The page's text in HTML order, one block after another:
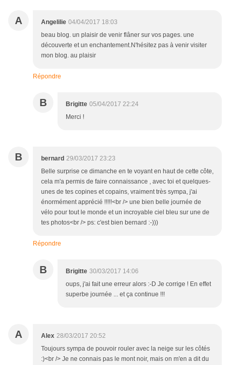
A Angelilie 04/04/2017 18:03
beau blog. un plaisir de venir flâner sur vos pages. une
découverte et un enchantement.N'hésitez pas à venir visiter
mon blog. au plaisir
Répondre
B Brigitte 05/04/2017 22:24
Merci !
B bernard 29/03/2017 23:23
Belle surprise ce dimanche en te voyant en haut de cette côte,
cela m'a permis de faire connaissance , avec toi et quelques-
unes de tes copines et copains, vraiment très sympa, j'ai
énormément apprécié !!!!!<br /> une bien belle journée de
vélo pour tout le monde et un incroyable ciel bleu sur une de
tes photos<br /> ps: c'est bien bernard :-)))
Répondre
B Brigitte 30/03/2017 14:06
oups, j'ai fait une erreur alors :-D Je corrige ! En effet
superbe journée ... et ça continue !!!
A Alex 28/03/2017 20:52
Toujours sympa de pouvoir rouler avec la neige sur les côtés
:)<br /> Je ne connais pas le mont noir, mais on m'en a dit du